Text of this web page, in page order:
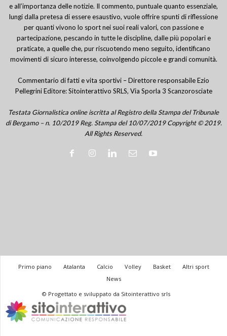
e all’importanza delle notizie. Il commento, puntuale quanto essenziale,
lungi dalla pretesa di essere esaustivo, vuole offrire spunti di riflessione
per quanti vivono lo sport nei suoi reali valori, con passione e
partecipazione, pescando in tutte le discipline, dalle più popolari e
praticate, a quelle che, pur riscuotendo meno seguito, identificano
movimenti di sicuro interesse, coinvolgendo piccole e grandi comunità.
Commentario di fatti e vita sportivi – Direttore responsabile Ezio
Pellegrini Editore: Sitointerattivo SRLS, Via Sporla 3 Scanzorosciate
Testata Giornalistica online iscritta al Registro della Stampa del Tribunale
di Bergamo – n. 10/2019 Reg. Stampa del 10/07/2019 Copyright © 2019.
All Rights Reserved.
Primo piano Atalanta Calcio Volley Basket
Altri sport
News
© Progettato e sviluppato da Sitointerattivo srls